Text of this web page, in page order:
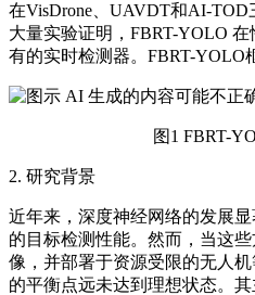
在VisDrone、UAVDT和AI-
大量实验证明，FBRT-YOLO
有的实时检测器。FBRT-YOLO
图1 FBRT-
2. 研究背景
近年来，深度神经网络的发展
的目标检测性能。然而，当这
像，并部署于资源受限的无人
的平衡点远未达到理想状态。